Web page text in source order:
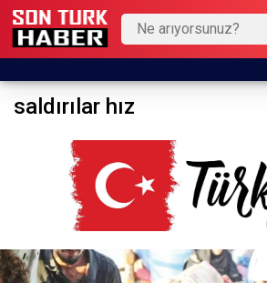
saldırılar hız